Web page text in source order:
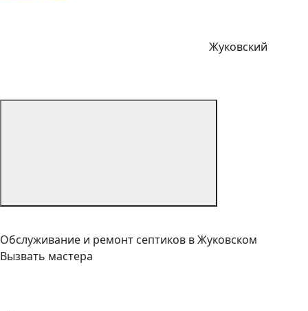
Жуковский
Обслуживание и ремонт септиков в Жуковском
Вызвать мастера